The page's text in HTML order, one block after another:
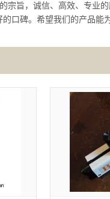
宗旨，诚信、高效、专业
口碑。希望我们的产品能